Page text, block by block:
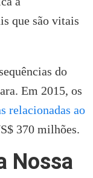
que são vitais
do
Em 2015, os
relacionadas ao
370 milhões.
Nossa